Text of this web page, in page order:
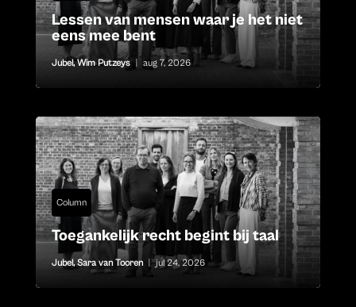
Lessen van mensen waar je het niet
eens mee bent
Jubel,Wim Putzeys | aug 7, 2026
Column
Toegankelijk recht begint bij taal
Jubel,Sara van Tooren | jul 24, 2026